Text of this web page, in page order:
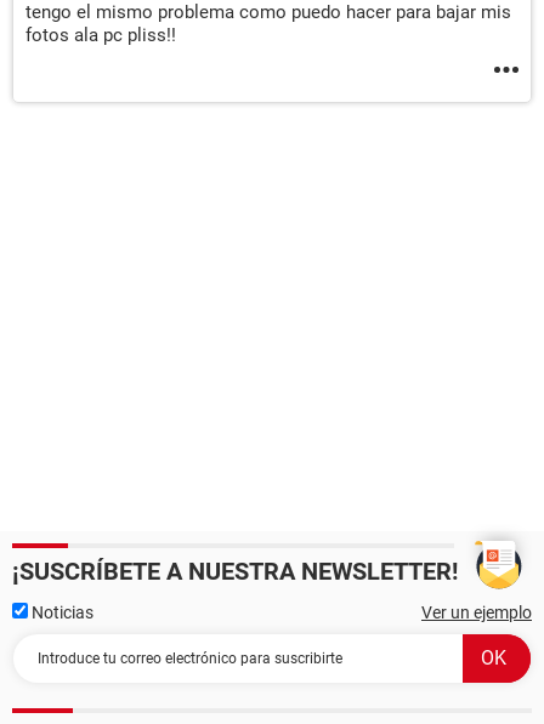
tengo el mismo problema como puedo hacer para bajar mis
fotos ala pc pliss!!
¡SUSCRÍBETE A NUESTRA NEWSLETTER!
Noticias Ver un ejemplo